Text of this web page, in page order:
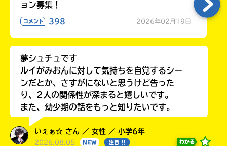
ョン募集！
コメント 398 2026年02月19日
夢シュチュです
ルイがみおんに対して気持ちを自覚するシー
ンだとか、さすがにないと思うけど告った
り、2人の関係性が深まると嬉しいです。
また、幼少期の話をもっと知りたいです。
いぇぁ☆ さん ／ 女性 ／ 小学6年
2026.08.05 NEW 注目 !! わかる